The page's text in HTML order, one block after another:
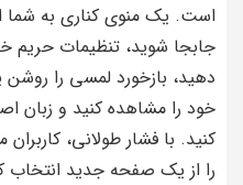
است. یک منوی کناری به
جابجا شوید، تنظیمات حریم
دهید، بازخورد لمسی را
خود را مشاهده کنید و زبان
کنید. با فشار طولانی،
را از یک صفحه جدید انتخاب